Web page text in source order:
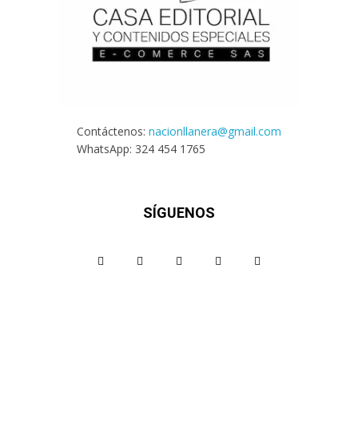
Contáctenos: nacionllanera@gmail.com
WhatsApp: 324 454 1765
SÍGUENOS